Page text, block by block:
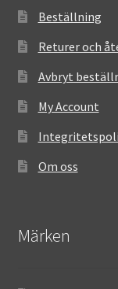
Beställning
Returer och
Avbryt
My Account
Om oss
Märken